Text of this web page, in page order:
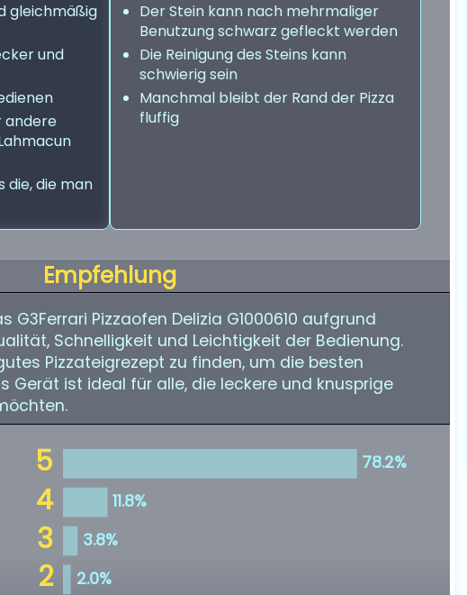
gleichmäßig
und
andere
die, die man
Der Stein kann nach mehrmaliger
Benutzung schwarz gefleckt werden
Die Reinigung des Steins kann
schwierig sein
Manchmal bleibt der Rand der Pizza
fluffig
Empfehlung
G3Ferrari Pizzaofen Delizia G1000610 aufgrund
Schnelligkeit und Leichtigkeit der Bedienung.
Pizzateigrezept zu finden, um die besten
Gerät ist ideal für alle, die leckere und knusprige